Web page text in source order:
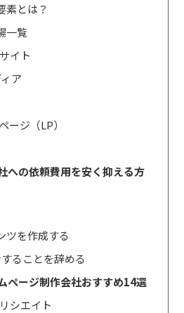
素とは？
一覧
イト
ア
ージ（LP）
への依頼費用を安く抑える方
ツを作成する
ることを辞める
ページ制作会社おすすめ14選
シエイト